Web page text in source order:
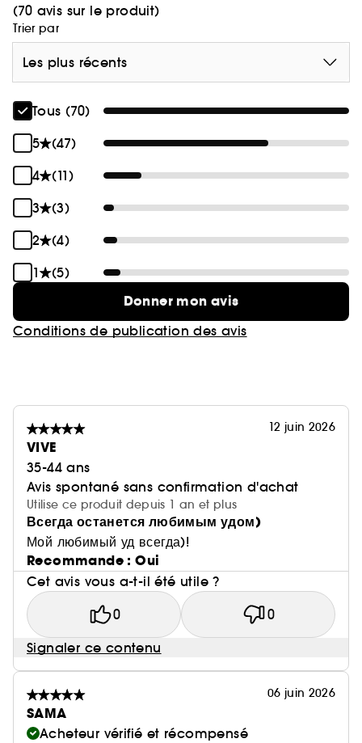
(70 avis sur le produit)
Trier par
Les plus récents
Tous (70)
5
(47)
4
(11)
3
(3)
2
(4)
1
(5)
Donner mon avis
Conditions de publication des avis
12 juin 2026
VIVE
35-44 ans
Avis spontané sans confirmation d'achat
Utilise ce produit depuis 1 an et plus
Всегда останется любимым удом)
Мой любимый уд всегда)!
Recommande : Oui
Cet avis vous a-t-il été utile ?
0 0
Signaler ce contenu
06 juin 2026
SAMA
Acheteur vérifié et récompensé